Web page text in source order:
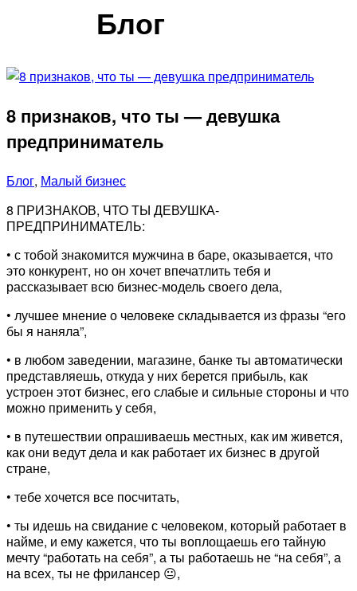
Блог
8 признаков, что ты — девушка
предприниматель
Блог, Малый бизнес
8 ПРИЗНАКОВ, ЧТО ТЫ ДЕВУШКА-
ПРЕДПРИНИМАТЕЛЬ:
• с тобой знакомится мужчина в баре, оказывается, что
это конкурент, но он хочет впечатлить тебя и
рассказывает всю бизнес-модель своего дела,
• лучшее мнение о человеке складывается из фразы “его
бы я наняла”,
• в любом заведении, магазине, банке ты автоматически
представляешь, откуда у них берется прибыль, как
устроен этот бизнес, его слабые и сильные стороны и что
можно применить у себя,
• в путешествии опрашиваешь местных, как им живется,
как они ведут дела и как работает их бизнес в другой
стране,
• тебе хочется все посчитать,
• ты идешь на свидание с человеком, который работает в
найме, и ему кажется, что ты воплощаешь его тайную
мечту “работать на себя”, а ты работаешь не “на себя”, а
на всех, ты не фрилансер 😐,